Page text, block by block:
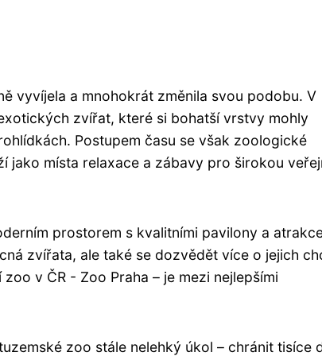
vyvíjela a mnohokrát změnila svou podobu. V
zvířat, které si bohatší vrstvy mohly
Postupem času se však zoologické
místa relaxace a zábavy pro širokou
prostorem s kvalitními pavilony a
zvířata, ale také se dozvědět více o jejich
v ČR - Zoo Praha – je mezi nejlepšími
zoo stále nelehký úkol – chránit tisíce